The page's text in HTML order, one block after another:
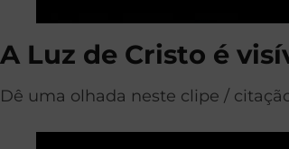
A Luz de Cristo é
Dê uma olhada neste clipe /